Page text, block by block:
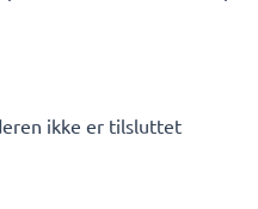
ikke er tilsluttet